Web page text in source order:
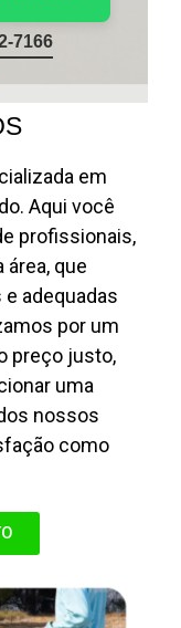
7166
em
Aqui você
profissionais,
que
adequadas
por um
preço justo,
uma
nossos
como